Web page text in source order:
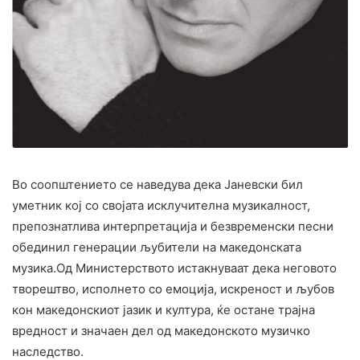
Во соопштението се наведува дека Јаневски бил
уметник кој со својата исклучителна музикалност,
препознатлива интерпретација и безвременски песни
обединил генерации љубители на македонската
музика.Од Министерството истакнуваат дека неговото
творештво, исполнето со емоција, искреност и љубов
кон македонскиот јазик и култура, ќе остане трајна
вредност и значаен дел од македонското музичко
наследство.